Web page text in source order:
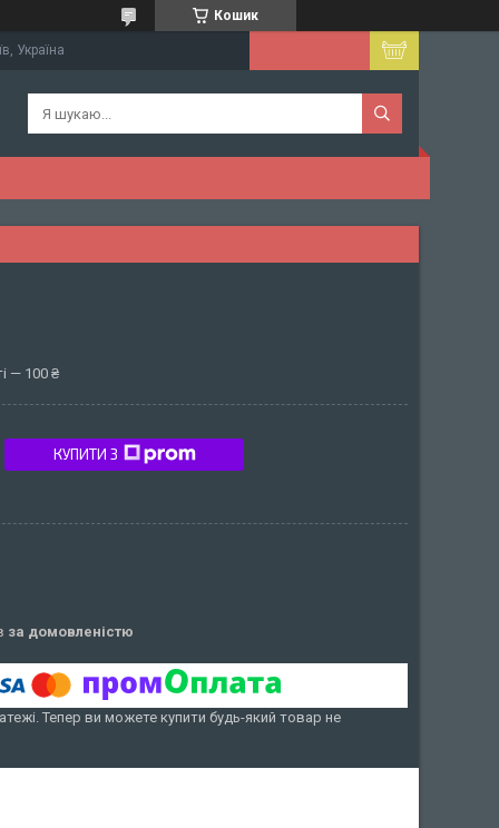
Кошик
Україна
— 100 ₴
КУПИТИ З
за домовленістю
Тепер ви можете купити будь-який товар не